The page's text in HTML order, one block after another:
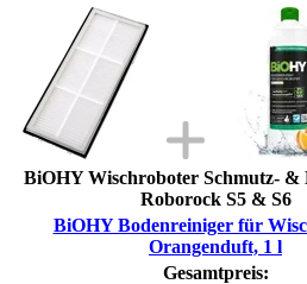
BiOHY Wischroboter Schmutz-
Roborock S5 & S6
BiOHY Bodenreiniger für
Orangenduft, 1 l
Gesamtpreis: